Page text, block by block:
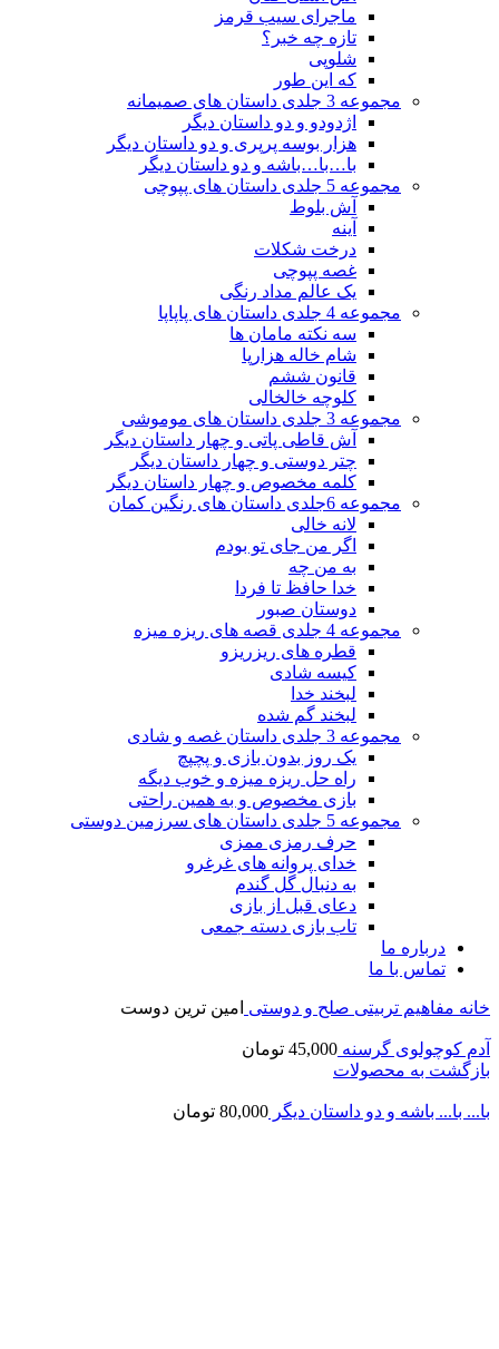
ماجرای سیب قرمز
تازه چه خبر؟
شلوپی
که این طور
مجموعه 3 جلدی داستان های صمیمانه
اژدودو و دو داستان دیگر
هزار بوسه پرپری و دو داستان دیگر
با…با…باشه و دو داستان دیگر
مجموعه 5 جلدی داستان های پپوچی
آش بلوط
آینه
درخت شکلات
غصه پپوچی
یک عالم مداد رنگی
مجموعه 4 جلدی داستان های پاپاپا
سه نکته مامان ها
شام خاله هزارپا
قانون ششم
کلوچه خالخالی
مجموعه 3 جلدی داستان های موموشی
آش قاطی پاتی و چهار داستان دیگر
چتر دوستی و چهار داستان دیگر
کلمه مخصوص و چهار داستان دیگر
مجموعه 6جلدی داستان های رنگین کمان
لانه خالی
اگر من جای تو بودم
به من چه
خدا حافظ تا فردا
دوستان صبور
مجموعه 4 جلدی قصه های ریزه میزه
قطره های ریزریزو
کیسه شادی
لبخند خدا
لبخند گم شده
مجموعه 3 جلدی داستان غصه و شادی
یک روز بدون بازی و پچپچ
راه حل ریزه میزه و خوب دیگه
بازی مخصوص و به همین راحتی
مجموعه 5 جلدی داستان های سرزمین دوستی
حرف رمزی ممزی
خدای پروانه های غرغرو
به دنبال گل گندم
دعای قبل از بازی
تاب بازی دسته جمعی
درباره ما
تماس با ما
خانه مفاهیم تربیتی صلح و دوستی امین ترین دوست
آدم کوچولوی گرسنه 45,000 تومان
بازگشت به محصولات
با... با... باشه و دو داستان دیگر 80,000 تومان